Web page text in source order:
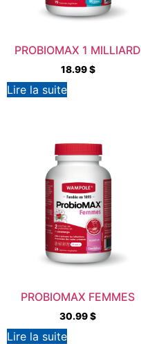
PROBIOMAX 1 MILLIARD
18.99$
Lire la suite
PROBIOMAX FEMMES
30.99$
Lire la suite